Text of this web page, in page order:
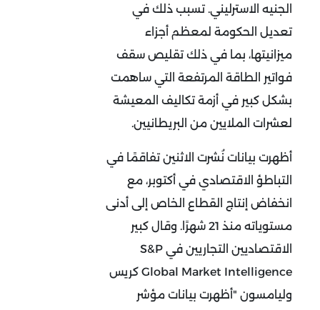
الجنيه الاسترليني. تسبب ذلك في
تعديل الحكومة لمعظم أجزاء
ميزانيتها، بما في ذلك تقليص سقف
فواتير الطاقة المرتفعة التي ساهمت
بشكل كبير في أزمة تكاليف المعيشة
لعشرات الملايين من البريطانيين.
أظهرت بيانات نُشرت الاثنين تفاقمًا في
التباطؤ الاقتصادي في أكتوبر، مع
انخفاض إنتاج القطاع الخاص إلى أدنى
مستوياته منذ 21 شهرًا. وقال كبير
الاقتصاديين التجاريين في S&P
Global Market Intelligence كريس
وليامسون "أظهرت بيانات مؤشر